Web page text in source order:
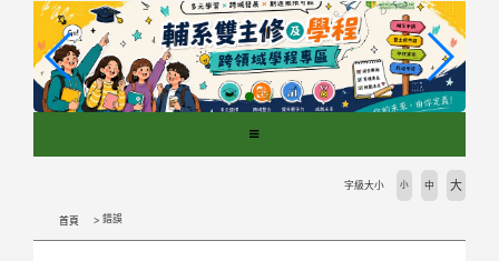
首頁 錯誤
字級大小 小 中 大